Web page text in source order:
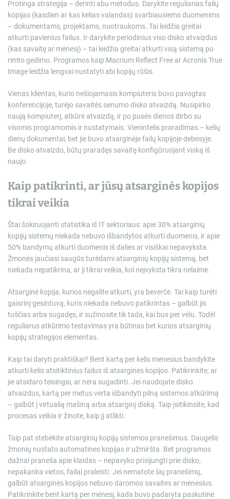
Protinga strategija – derinti abu metodus. Darykite reguliarias failų
kopijas (kasdien ar kas kelias valandas) svarbiausiems duomenims
– dokumentams, projektams, nuotraukoms. Tai leidžia greitai
atkurti pavienius failus. Ir darykite periodinius viso disko atvaizdus
(kas savaitę ar mėnesį) – tai leidžia greitai atkurti visą sistemą po
rimto gedimo. Programos kaip Macrium Reflect Free ar Acronis True
Image leidžia lengvai nustatyti abi kopijų rūšis.
Vienas klientas, kurio nešiojamasis kompiuteris buvo pavogtas
konferencijoje, turėjo savaitės senumo disko atvaizdą. Nusipirko
naują kompiuterį, atkūrė atvaizdą, ir po pusės dienos dirbo su
visomis programomis ir nustatymais. Vienintelis praradimas – kelių
dienų dokumentai, bet jie buvo atsarginėje failų kopijoje debesyje.
Be disko atvaizdo, būtų praradęs savaitę konfigūruojant viską iš
naujo.
Kaip patikrinti, ar jūsų atsarginės kopijos
tikrai veikia
Štai šokiruojanti statistika iš IT sektoriaus: apie 30% atsarginių
kopijų sistemų niekada nebuvo išbandytos atkurti duomenis, ir apie
50% bandymų atkurti duomenis iš dalies ar visiškai nepavyksta.
Žmonės jaučiasi saugūs turėdami atsarginių kopijų sistemą, bet
niekada nepatikrina, ar ji tikrai veikia, kol neįvyksta tikra nelaimė.
Atsarginė kopija, kurios negalite atkurti, yra beverčė. Tai kaip turėti
gaisrinį gesintuvą, kuris niekada nebuvo patikrintas – galbūt jis
tuščias arba sugadęs, ir sužinosite tik tada, kai bus per vėlu. Todėl
reguliarus atkūrimo testavimas yra būtinas bet kurios atsarginių
kopijų strategijos elementas.
Kaip tai daryti praktiškai? Bent kartą per kelis mėnesius bandykite
atkurti kelis atsitiktinius failus iš atsarginės kopijos. Patikrinkite, ar
jie atsidaro teisingai, ar nėra sugadinti. Jei naudojate disko
atvaizdus, kartą per metus verta išbandyti pilną sistemos atkūrimą
– galbūt į virtualią mašiną arba atsarginį diską. Taip įsitikinsite, kad
procesas veikia ir žinote, kaip jį atlikti.
Taip pat stebėkite atsarginių kopijų sistemos pranešimus. Daugelis
žmonių nustato automatines kopijas ir užmiršta. Bet programos
dažnai praneša apie klaidas – nepavyko prisijungti prie disko,
nepakanka vietos, failai praleisti. Jei nematote šių pranešimų,
galbūt atsarginės kopijos nebuvo daromos savaites ar mėnesius.
Patikrinkite bent kartą per mėnesį, kada buvo padaryta paskutinė